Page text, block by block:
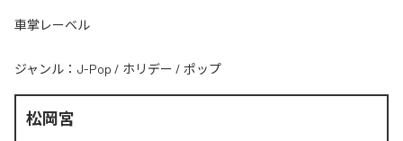
車掌レーベル
ジャンル： J-Pop / ホリデー / ポップ
松岡宮